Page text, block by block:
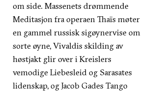
om side. Massenets drømmende
Meditasjon fra operaen Thaïs møter
en gammel russisk sigøynervise om
sorte øyne, Vivaldis skilding av
høstjakt glir over i Kreislers
vemodige Liebesleid og Sarasates
lidenskap, og Jacob Gades Tango